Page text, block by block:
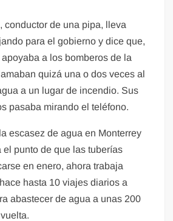
conductor de una pipa, lleva
para el gobierno y dice que,
a los bomberos de la
quizá una o dos veces al
a un lugar de incendio. Sus
pasaba mirando el teléfono.
escasez de agua en Monterrey
el punto de que las tuberías
en enero, ahora trabaja
hasta 10 viajes diarios a
abastecer de agua a unas 200